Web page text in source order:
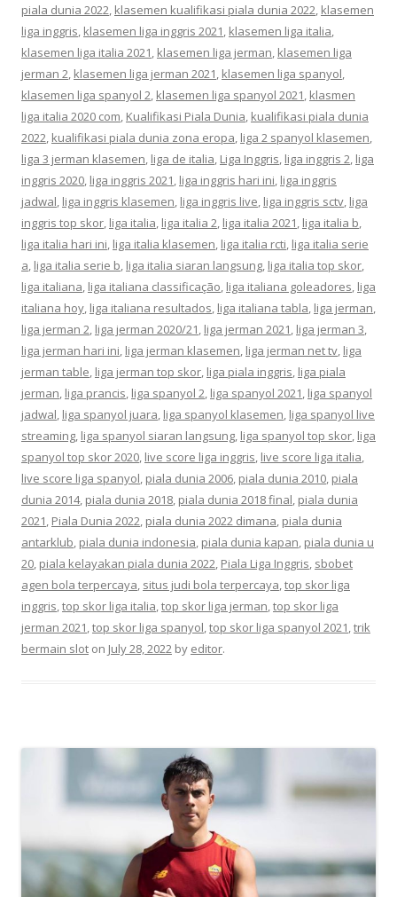
piala dunia 2022, klasemen kualifikasi piala dunia 2022, klasemen
liga inggris, klasemen liga inggris 2021, klasemen liga italia,
klasemen liga italia 2021, klasemen liga jerman, klasemen liga
jerman 2, klasemen liga jerman 2021, klasemen liga spanyol,
klasemen liga spanyol 2, klasemen liga spanyol 2021, klasmen
liga italia 2020 com, Kualifikasi Piala Dunia, kualifikasi piala dunia
2022, kualifikasi piala dunia zona eropa, liga 2 spanyol klasemen,
liga 3 jerman klasemen, liga de italia, Liga Inggris, liga inggris 2, liga
inggris 2020, liga inggris 2021, liga inggris hari ini, liga inggris
jadwal, liga inggris klasemen, liga inggris live, liga inggris sctv, liga
inggris top skor, liga italia, liga italia 2, liga italia 2021, liga italia b,
liga italia hari ini, liga italia klasemen, liga italia rcti, liga italia serie
a, liga italia serie b, liga italia siaran langsung, liga italia top skor,
liga italiana, liga italiana classificação, liga italiana goleadores, liga
italiana hoy, liga italiana resultados, liga italiana tabla, liga jerman,
liga jerman 2, liga jerman 2020/21, liga jerman 2021, liga jerman 3,
liga jerman hari ini, liga jerman klasemen, liga jerman net tv, liga
jerman table, liga jerman top skor, liga piala inggris, liga piala
jerman, liga prancis, liga spanyol 2, liga spanyol 2021, liga spanyol
jadwal, liga spanyol juara, liga spanyol klasemen, liga spanyol live
streaming, liga spanyol siaran langsung, liga spanyol top skor, liga
spanyol top skor 2020, live score liga inggris, live score liga italia,
live score liga spanyol, piala dunia 2006, piala dunia 2010, piala
dunia 2014, piala dunia 2018, piala dunia 2018 final, piala dunia
2021, Piala Dunia 2022, piala dunia 2022 dimana, piala dunia
antarklub, piala dunia indonesia, piala dunia kapan, piala dunia u
20, piala kelayakan piala dunia 2022, Piala Liga Inggris, sbobet
agen bola terpercaya, situs judi bola terpercaya,top skor liga
inggris,top skor liga italia,top skor liga jerman,top skor liga
jerman 2021,top skor liga spanyol,top skor liga spanyol 2021,trik
bermain slot on July 28, 2022 by editor.